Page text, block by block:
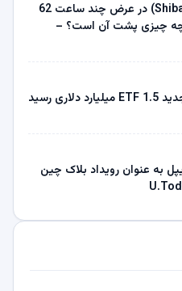
انتشارات Shiba Inu (SHIB) در عرض چند ساعت 62
چیزی پشت آن است؟ –
XRP به نقطه عطف جدید ETF 1.5 میلیارد دلاری رسید
به عنوان رویداد بلاک چین